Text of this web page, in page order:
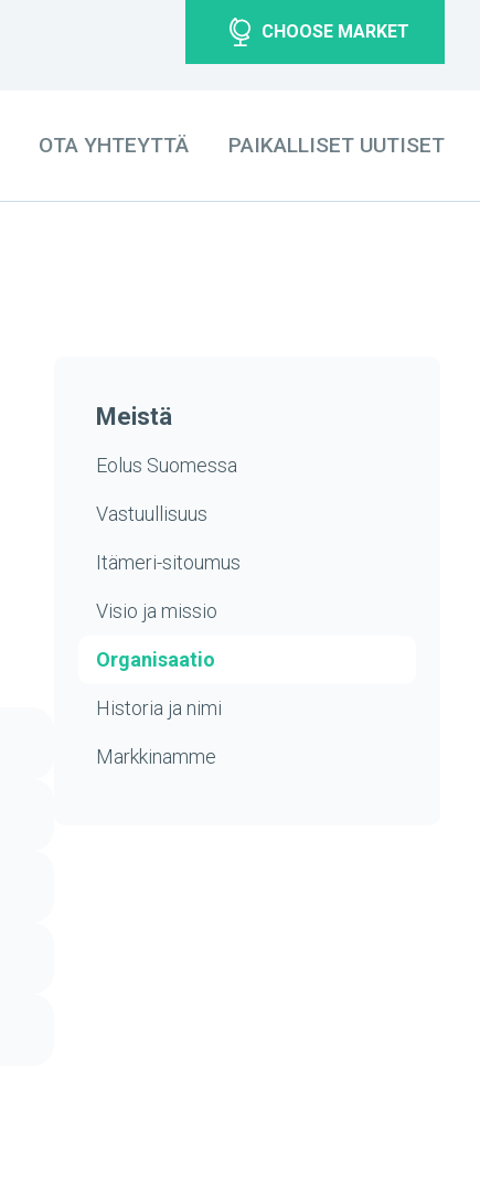
CHOOSE MARKET
OTA YHTEYTTÄ PAIKALLISET UUTISET
Meistä
Eolus Suomessa
Vastuullisuus
Itämeri-sitoumus
Visio ja missio
Organisaatio
Historia ja nimi
Markkinamme